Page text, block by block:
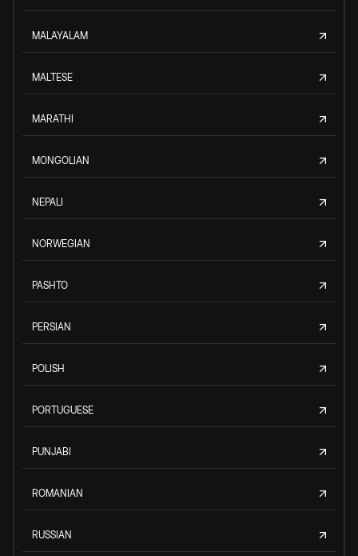
MALAYALAM
MALTESE
MARATHI
MONGOLIAN
NEPALI
NORWEGIAN
PASHTO
PERSIAN
POLISH
PORTUGUESE
PUNJABI
ROMANIAN
RUSSIAN